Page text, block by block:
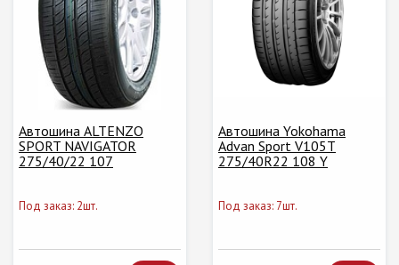
Автошина ALTENZO
SPORT NAVIGATOR
275/40/22 107
Под заказ: 2шт.
Автошина Yokohama
Advan Sport V105T
275/40R22 108 Y
Под заказ: 7шт.